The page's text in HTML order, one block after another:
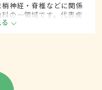
神経・脊椎などに関係
の一領域です。代表疾
疾患(パーキンソン病、
末梢神経の疾患、てんか